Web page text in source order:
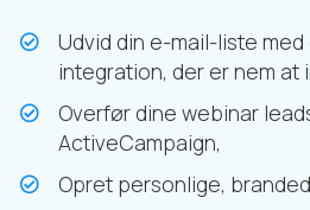
Udvid din e-mail-liste
integration, der er nem at
Overfør dine webinar
ActiveCampaign,
Opret personlige,